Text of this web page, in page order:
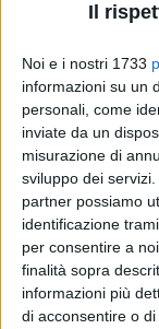
Il
Noi e i nostri 1733
informazioni su un
personali, come
inviate da un
misurazione di
sviluppo dei servizi.
partner possiamo
identificazione
per consentire a
finalità sopra
informazioni più
di acconsentire o
Due soci della
sabato, di uno
due miglia dalla
(Pierpaolo ed
ravvicinato con
si è verificato nel